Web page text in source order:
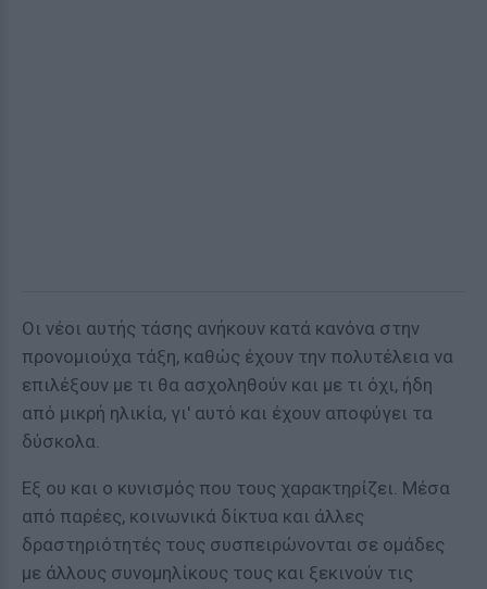
Οι νέοι αυτής τάσης ανήκουν κατά κανόνα στην
προνομιούχα τάξη, καθώς έχουν την πολυτέλεια να
επιλέξουν με τι θα ασχοληθούν και με τι όχι, ήδη
από μικρή ηλικία, γι' αυτό και έχουν αποφύγει τα
δύσκολα.
Εξ ου και ο κυνισμός που τους χαρακτηρίζει. Μέσα
από παρέες, κοινωνικά δίκτυα και άλλες
δραστηριότητές τους συσπειρώνονται σε ομάδες
με άλλους συνομηλίκους τους και ξεκινούν τις